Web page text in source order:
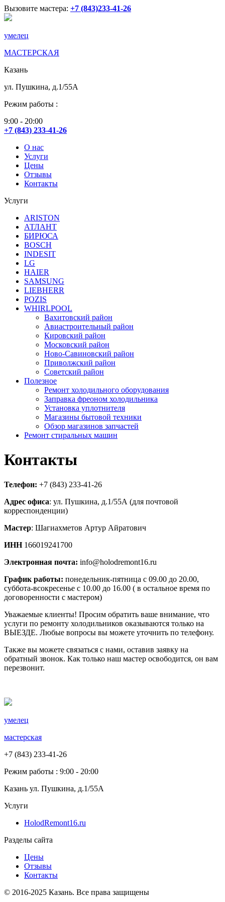
Вызовите мастера: +7 (843)233-41-26
умелец
МАСТЕРСКАЯ
Казань
ул. Пушкина, д.1/55А
Режим работы :
9:00 - 20:00
+7 (843) 233-41-26
О нас
Услуги
Цены
Отзывы
Контакты
Услуги
ARISTON
АТЛАНТ
БИРЮСА
BOSCH
INDESIT
LG
HAIER
SAMSUNG
LIEBHERR
POZIS
WHIRLPOOL
Вахитовский район
Авиастроительный район
Кировский район
Московский район
Ново-Савиновский район
Приволжский район
Советский район
Полезное
Ремонт холодильного оборудования
Заправка фреоном холодильника
Установка уплотнителя
Магазины бытовой техники
Обзор магазинов запчастей
Ремонт стиральных машин
Контакты
Телефон: +7 (843) 233-41-26
Адрес офиса: ул. Пушкина, д.1/55А (для почтовой
корреспонденции)
Мастер: Шагиахметов Артур Айратович
ИНН166019241700
Электронная почта: info@holodremont16.ru
График работы: понедельник-пятница с 09.00 до 20.00,
суббота-всокресенье с 10.00 до 16.00 ( в остальное время по
договоренности с мастером)
Уважаемые клиенты! Просим обратить ваше внимание, что
услуги по ремонту холодильников оказываются только на
ВЫЕЗДЕ. Любые вопросы вы можете уточнить по телефону.
Также вы можете связаться с нами, оставив заявку на
обратный звонок. Как только наш мастер освободится, он вам
перезвонит.
умелец
мастерская
+7 (843) 233-41-26
Режим работы : 9:00 - 20:00
Казань ул. Пушкина, д.1/55А
Услуги
HolodRemont16.ru
Разделы сайта
Цены
Отзывы
Контакты
© 2016-2025 Казань. Все права защищены